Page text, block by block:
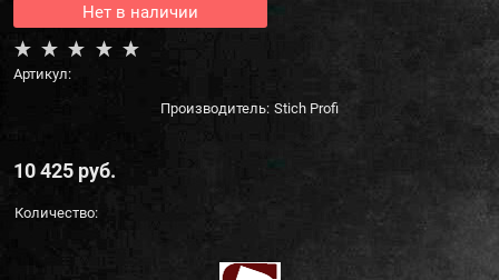
Нет в наличии
Артикул:
Производитель: Stich Profi
10 425 руб.
Количество: